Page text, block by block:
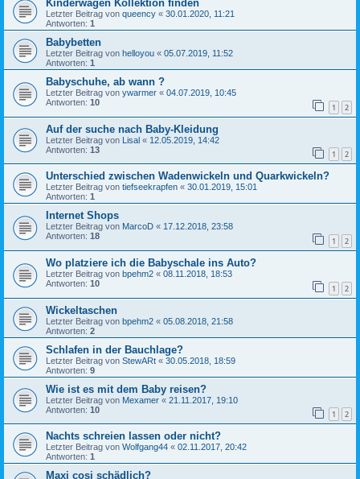
Kinderwagen Kollektion finden
Letzter Beitrag von queency « 30.01.2020, 11:21
Antworten: 1
Babybetten
Letzter Beitrag von helloyou « 05.07.2019, 11:52
Antworten: 1
Babyschuhe, ab wann ?
Letzter Beitrag von ywarmer « 04.07.2019, 10:45
Antworten: 10 1 2
Auf der suche nach Baby-Kleidung
Letzter Beitrag von Lisal « 12.05.2019, 14:42
Antworten: 13 1 2
Unterschied zwischen Wadenwickeln und Quarkwickeln?
Letzter Beitrag von tiefseekrapfen « 30.01.2019, 15:01
Antworten: 1
Internet Shops
Letzter Beitrag von MarcoD « 17.12.2018, 23:58
Antworten: 18 1 2
Wo platziere ich die Babyschale ins Auto?
Letzter Beitrag von bpehm2 « 08.11.2018, 18:53
Antworten: 10 1 2
Wickeltaschen
Letzter Beitrag von bpehm2 « 05.08.2018, 21:58
Antworten: 2
Schlafen in der Bauchlage?
Letzter Beitrag von StewARt « 30.05.2018, 18:59
Antworten: 9
Wie ist es mit dem Baby reisen?
Letzter Beitrag von Mexamer « 21.11.2017, 19:10
Antworten: 10 1 2
Nachts schreien lassen oder nicht?
Letzter Beitrag von Wolfgang44 « 02.11.2017, 20:42
Antworten: 1
Maxi cosi schädlich?